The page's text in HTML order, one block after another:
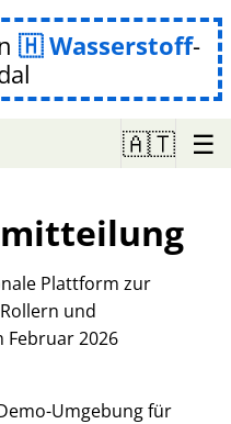
Wasserstoff-
🇦🇹 ☰
Plattform zur
und
Februar 2026
Umgebung für